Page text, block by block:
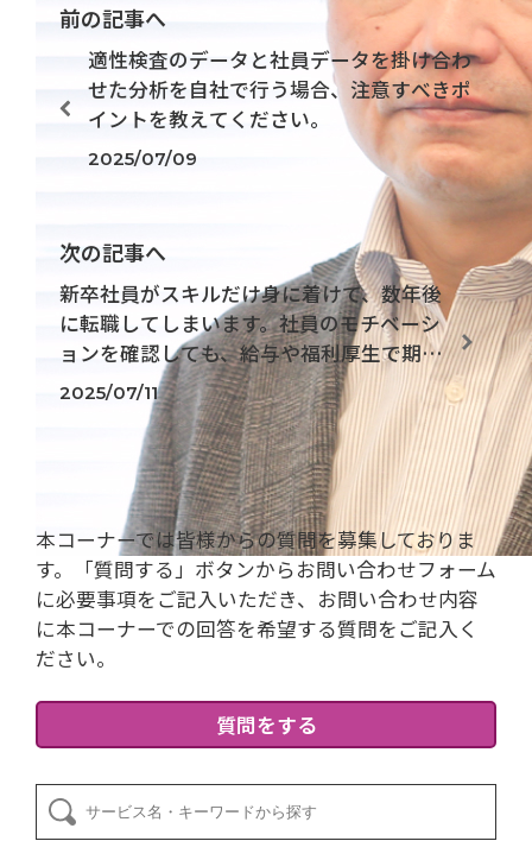
前の記事へ
適性検査のデータと社員データを掛け合わ
せた分析を自社で行う場合、注意すべきポ
イントを教えてください。
2025/07/09
次の記事へ
新卒社員がスキルだけ身に着けて、数年後
に転職してしまいます。社員のモチベーシ
ョンを確認しても、給与や福利厚生で期待
に応えられないのですが何から取り組めば
よいでしょうか。
2025/07/11
本コーナーでは皆様からの質問を募集しておりま
す。「質問する」ボタンからお問い合わせフォーム
に必要事項をご記入いただき、お問い合わせ内容
に本コーナーでの回答を希望する質問をご記入く
ださい。
質問をする